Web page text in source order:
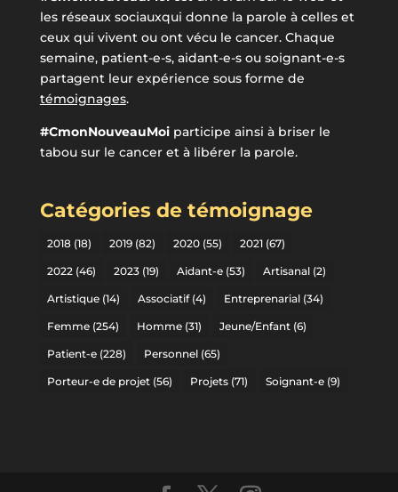
les réseaux sociauxqui donne la parole à celles et
ceux qui vivent ou ont vécu le cancer. Chaque
semaine, patient-e-s, aidant-e-s ou soignant-e-s
partagent leur expérience sous forme de
témoignages.
#CmonNouveauMoiparticipe ainsi à briser le
tabou sur le cancer et à libérer la parole.
Catégories de témoignage
2018(18) 2019(82) 2020(55) 2021(67)
2022(46) 2023(19) Aidant-e(53) Artisanal(2)
Artistique(14) Associatif(4) Entreprenarial(34)
Femme(254) Homme(31) Jeune/Enfant(6)
Patient-e(228) Personnel(65)
Porteur-e de projet(56) Projets(71) Soignant-e(9)